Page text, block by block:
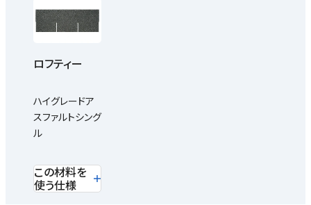
ロフティー
ハイグレードア
スファルトシング
ル
この材料を
使う仕様